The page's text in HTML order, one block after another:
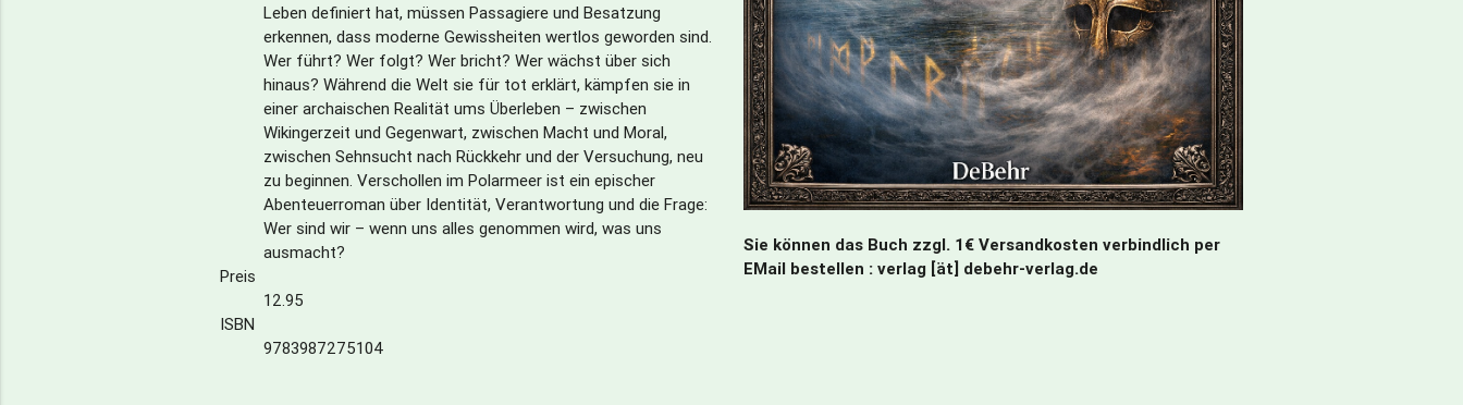
Leben definiert hat, müssen Passagiere und Besatzung
erkennen, dass moderne Gewissheiten wertlos geworden sind.
Wer führt? Wer folgt? Wer bricht? Wer wächst über sich
hinaus? Während die Welt sie für tot erklärt, kämpfen sie in
einer archaischen Realität ums Überleben – zwischen
Wikingerzeit und Gegenwart, zwischen Macht und Moral,
zwischen Sehnsucht nach Rückkehr und der Versuchung, neu
zu beginnen. Verschollen im Polarmeer ist ein epischer
Abenteuerroman über Identität, Verantwortung und die Frage:
Wer sind wir – wenn uns alles genommen wird, was uns
ausmacht?
Preis
12.95
ISBN
9783987275104
Sie können das Buch zzgl. 1€ Versandkosten verbindlich per
EMail bestellen : verlag [ät] debehr-verlag.de